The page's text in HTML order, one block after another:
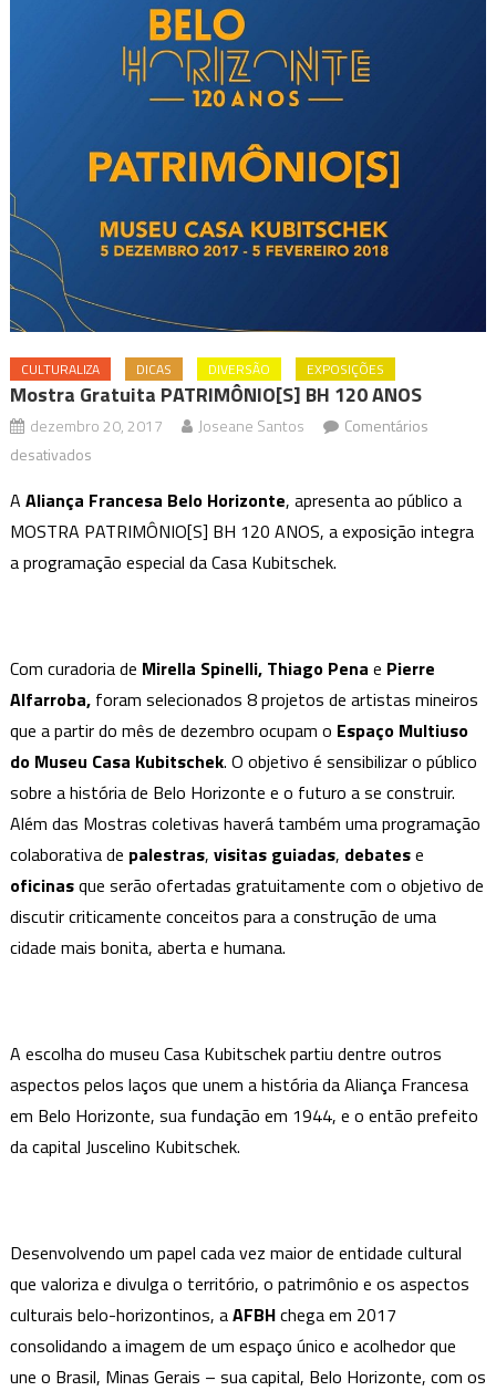
CULTURALIZA DICAS DIVERSÃO EXPOSIÇÕES
Mostra Gratuita PATRIMÔNIO[S] BH 120 ANOS
dezembro 20, 2017 Joseane Santos
Comentários
desativadosem
Gratuita
PATRIMÔNIO[S]
BH
A Aliança Francesa Belo Horizonte, apresenta ao público a
MOSTRA PATRIMÔNIO[S] BH 120 ANOS, a exposição integra
a programação especial da Casa Kubitschek.
Com curadoria de Mirella Spinelli, Thiago Pena e Pierre
Alfarroba, foram selecionados 8 projetos de artistas mineiros
que a partir do mês de dezembro ocupam o Espaço Multiuso
do Museu Casa Kubitschek. O objetivo é sensibilizar o público
sobre a história de Belo Horizonte e o futuro a se construir.
Além das Mostras coletivas haverá também uma programação
colaborativa de palestras, visitas guiadas, debatese
oficinasque serão ofertadas gratuitamente com o objetivo de
discutir criticamente conceitos para a construção de uma
cidade mais bonita, aberta e humana.
A escolha do museu Casa Kubitschek partiu dentre outros
aspectos pelos laços que unem a história da Aliança Francesa
em Belo Horizonte, sua fundação em 1944, e o então prefeito
da capital Juscelino Kubitschek.
Desenvolvendo um papel cada vez maior de entidade cultural
que valoriza e divulga o território, o patrimônio e os aspectos
culturais belo-horizontinos, aAFBHchega em 2017
consolidando a imagem de um espaço único e acolhedor que
une o Brasil, Minas Gerais – sua capital, Belo Horizonte, com os